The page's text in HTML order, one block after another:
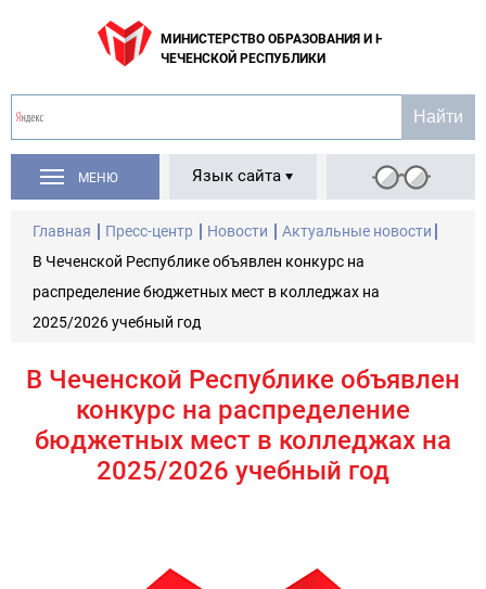
МИНИСТЕРСТВО ОБРАЗОВАНИЯ И НАУКИ
ЧЕЧЕНСКОЙ РЕСПУБЛИКИ
МЕНЮ Язык сайта
Главная Пресс-центр Новости
Актуальные новости
В Чеченской Республике объявлен конкурс на
распределение бюджетных мест в колледжах на
2025/2026 учебный год
В Чеченской Республике объявлен
конкурс на распределение
бюджетных мест в колледжах на
2025/2026 учебный год